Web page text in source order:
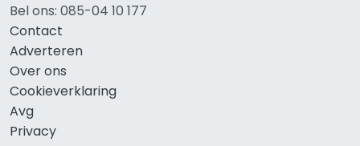
Bel ons: 085-04 10 177
Contact
Adverteren
Over ons
Cookieverklaring
Avg
Privacy